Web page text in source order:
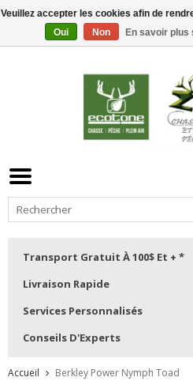
Transport Gratuit À 100$ Et + *
Livraison Rapide
Services Personnalisés
Conseils D'Experts
Accueil Berkley Power Nymph Toad
Veuillez accepter les cookies afin de
Oui
Non En savoir plus